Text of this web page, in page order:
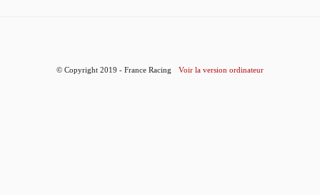
© Copyright 2019 - France Racing Voir la version ordinateur